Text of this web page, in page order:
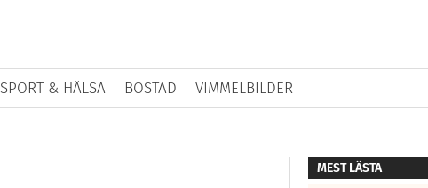
SPORT & HÄLSA BOSTAD VIMMELBILDER
MEST LÄSTA